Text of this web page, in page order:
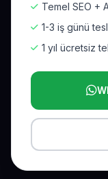
Temel SEO +
1-3 iş günü
1 yıl ücretsiz